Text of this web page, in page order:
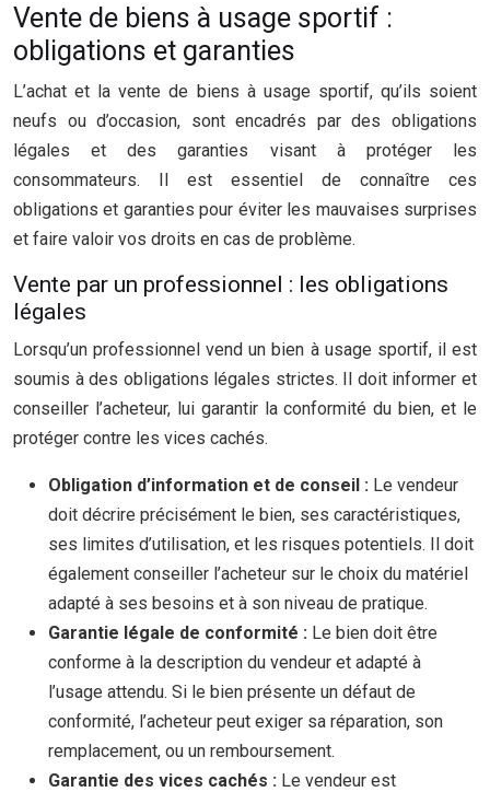
Vente de biens à usage sportif :
obligations et garanties
L’achat et la vente de biens à usage sportif, qu’ils soient
neufs ou d’occasion, sont encadrés par des obligations
légales et des garanties visant à protéger les
consommateurs. Il est essentiel de connaître ces
obligations et garanties pour éviter les mauvaises surprises
et faire valoir vos droits en cas de problème.
Vente par un professionnel : les obligations
légales
Lorsqu’un professionnel vend un bien à usage sportif, il est
soumis à des obligations légales strictes. Il doit informer et
conseiller l’acheteur, lui garantir la conformité du bien, et le
protéger contre les vices cachés.
Obligation d’information et de conseil : Le vendeur
doit décrire précisément le bien, ses caractéristiques,
ses limites d’utilisation, et les risques potentiels. Il doit
également conseiller l’acheteur sur le choix du matériel
adapté à ses besoins et à son niveau de pratique.
Garantie légale de conformité : Le bien doit être
conforme à la description du vendeur et adapté à
l’usage attendu. Si le bien présente un défaut de
conformité, l’acheteur peut exiger sa réparation, son
remplacement, ou un remboursement.
Garantie des vices cachés : Le vendeur est